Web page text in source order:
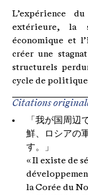
L’expérience
extérieure, la
économique et
créer une
structurels
cycle de
Citations
「我が国周辺
鮮、ロシアの
す。」
« Il existe de
la Corée du